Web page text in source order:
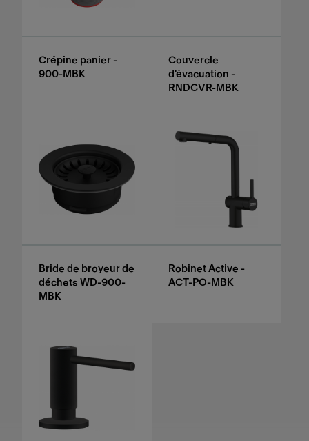
Crépine panier -
900-MBK
Couvercle
d'évacuation -
RNDCVR-MBK
Bride de broyeur de
déchets WD-900-
MBK
Robinet Active -
ACT-PO-MBK